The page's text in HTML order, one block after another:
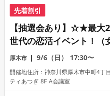
先着割引
【抽選会あり】☆★最
世代の恋活イベント！（
込特典）
厚木市 9/6（日） 17:30〜
開催地住所：神奈川県厚木市中町4丁
ティあつぎ 8F A会議室